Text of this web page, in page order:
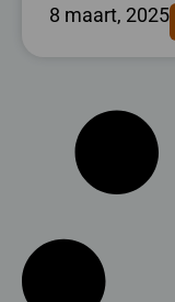
8 maart, 2025